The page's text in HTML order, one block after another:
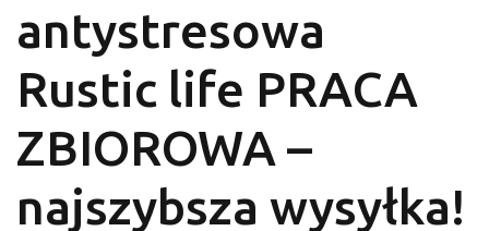
antystresowa
Rustic life PRACA
ZBIOROWA –
najszybsza wysyłka!